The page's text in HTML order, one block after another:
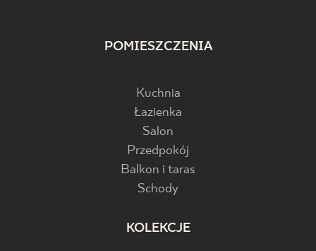
POMIESZCZENIA
Kuchnia
Łazienka
Salon
Przedpokój
Balkon i taras
Schody
KOLEKCJE